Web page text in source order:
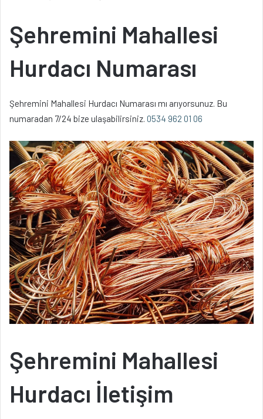
Şehremini Mahallesi
Hurdacı Numarası
Şehremini Mahallesi Hurdacı Numarası mı arıyorsunuz. Bu
numaradan 7/24 bize ulaşabilirsiniz. 0534 962 01 06
Şehremini Mahallesi
Hurdacı İletişim